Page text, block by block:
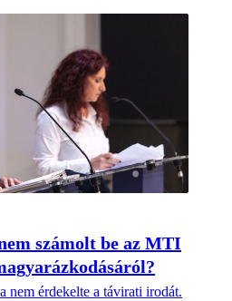
számolt be az MTI
nem érdekelte a távirati irodát.